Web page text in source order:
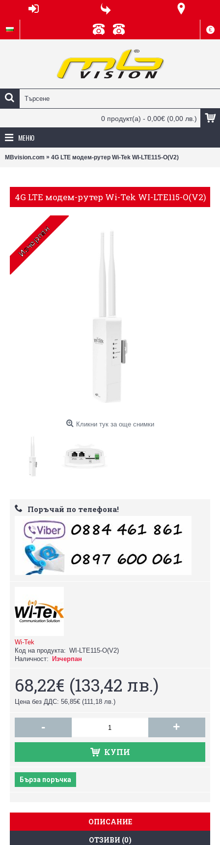
€
0 продукт(а) - 0,00€ (0,00 лв.)
МЕНЮ
MBvision.com » 4G LTE модем-рутер Wi-Tek WI-LTE115-O(V2)
4G LTE модем-рутер Wi-Tek WI-LTE115-O(V2)
Кликни тук за още снимки
Поръчай по телефона!
Wi-Tek
Код на продукта: WI-LTE115-O(V2)
Наличност:
Изчерпан
68,22€ (133,42 лв.)
Цена без ДДС: 56,85€ (111,18 лв.)
- +
КУПИ
Бърза поръчка
ОПИСАНИЕ
ОТЗИВИ (0)